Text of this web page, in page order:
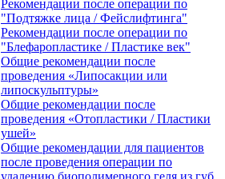
Рекомендации после операции по
"Подтяжке лица / Фейслифтинга"
Рекомендации после операции по
"Блефаропластике / Пластике век"
Общие рекомендации после
проведения «Липосакции или
липоскульптуры»
Общие рекомендации после
проведения «Отопластики / Пластики
ушей»
Общие рекомендации для пациентов
после проведения операции по
удалению биополимерного геля из губ